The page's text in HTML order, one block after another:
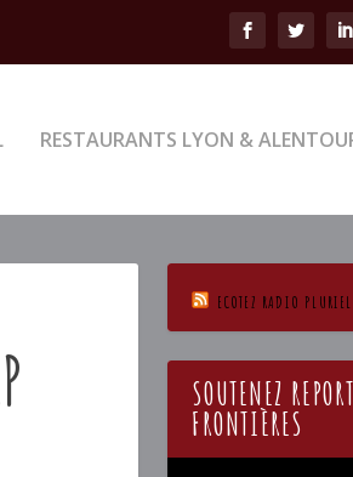
RESTAURANTS LYON &
ECOTEZ RADIO
SOUTENEZ
FRONTIÈRES